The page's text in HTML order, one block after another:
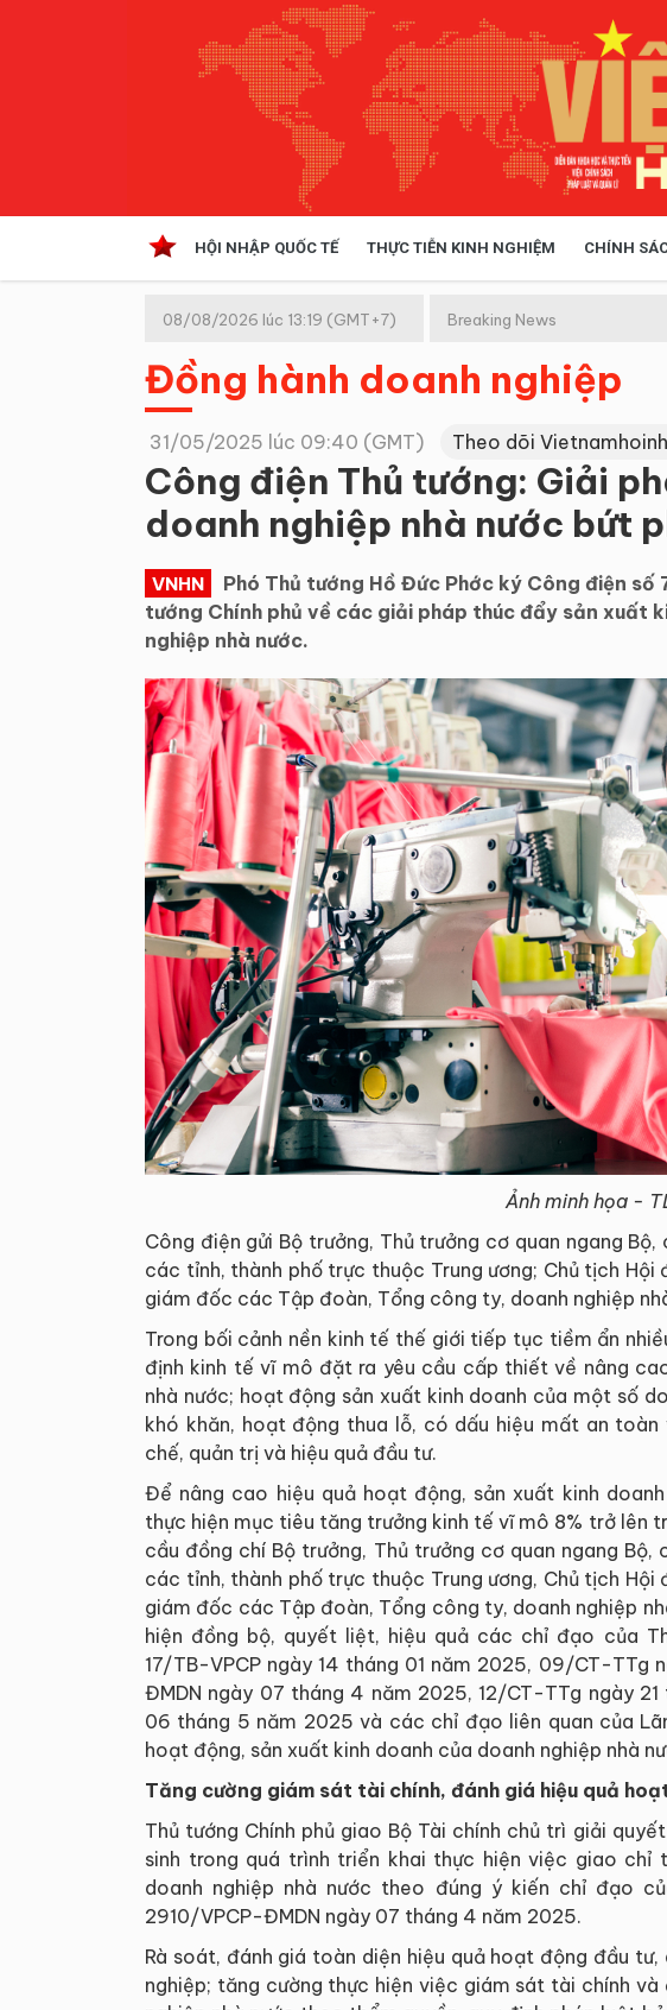
HỘI NHẬP QUỐC TẾ THỰC TIỄN KINH NGHIỆM CHÍNH
Kinh tế hội nhập
Doanh nghiệp
08/08/2026 lúc 13:19 (GMT+7) Breaking News
Đồng hành doanh nghiệp
31/05/2025 lúc 09:40 (GMT) Theo dõi
Công điện Thủ tướng: Giải
doanh nghiệp nhà nước bứt
VNHN
Phó Thủ tướng Hồ Đức Phớc ký Công điện
tướng Chính phủ về các giải pháp thúc đẩy sản xuất
nghiệp nhà nước.
Ảnh minh họa -
Công điện gửi Bộ trưởng, Thủ trưởng cơ quan ngang Bộ,
các tỉnh, thành phố trực thuộc Trung ương; Chủ tịch
giám đốc các Tập đoàn, Tổng công ty, doanh nghiệp
Trong bối cảnh nền kinh tế thế giới tiếp tục tiềm ẩn
định kinh tế vĩ mô đặt ra yêu cầu cấp thiết về nâng
nhà nước; hoạt động sản xuất kinh doanh của một số
khó khăn, hoạt động thua lỗ, có dấu hiệu mất an
chế, quản trị và hiệu quả đầu tư.
Để nâng cao hiệu quả hoạt động, sản xuất kinh
thực hiện mục tiêu tăng trưởng kinh tế vĩ mô 8% trở lên
cầu đồng chí Bộ trưởng, Thủ trưởng cơ quan ngang Bộ,
các tỉnh, thành phố trực thuộc Trung ương, Chủ tịch
giám đốc các Tập đoàn, Tổng công ty, doanh nghiệp
hiện đồng bộ, quyết liệt, hiệu quả các chỉ đạo của
17/TB-VPCP ngày 14 tháng 01 năm 2025, 09/CT-TTg
ĐMDN ngày 07 tháng 4 năm 2025, 12/CT-TTg ngày
06 tháng 5 năm 2025 và các chỉ đạo liên quan của
hoạt động, sản xuất kinh doanh của doanh nghiệp nhà
Tăng cường giám sát tài chính, đánh giá hiệu quả
Thủ tướng Chính phủ giao Bộ Tài chính chủ trì giải
sinh trong quá trình triển khai thực hiện việc giao
doanh nghiệp nhà nước theo đúng ý kiến chỉ đạo
2910/VPCP-ĐMDN ngày 07 tháng 4 năm 2025.
Rà soát, đánh giá toàn diện hiệu quả hoạt động đầu tư,
nghiệp; tăng cường thực hiện việc giám sát tài chính